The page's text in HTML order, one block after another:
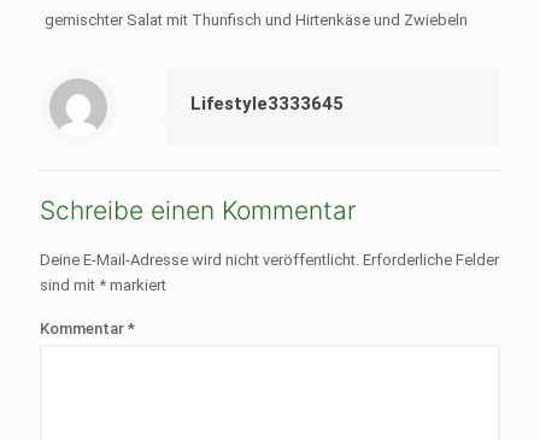
gemischter Salat mit Thunfisch und Hirtenkäse und Zwiebeln
Lifestyle3333645
Schreibe einen Kommentar
Deine E-Mail-Adresse wird nicht veröffentlicht. Erforderliche Felder
sind mit * markiert
Kommentar *